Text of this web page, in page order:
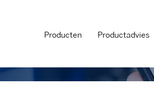
Producten Productadvies